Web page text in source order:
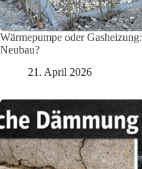
Wärmepumpe oder
Neubau?
21. April 2026